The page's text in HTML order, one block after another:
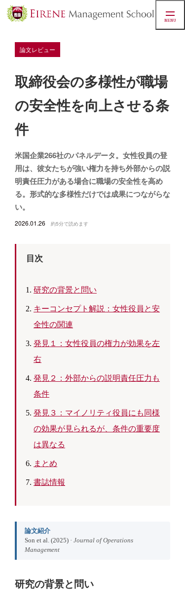
MENU
論文レビュー
取締役会の多様性が職場
の安全性を向上させる条
件
米国企業266社のパネルデータ。女性役員の登
用は、彼女たちが強い権力を持ち外部からの説
明責任圧力がある場合に職場の安全性を高め
る。形式的な多様性だけでは成果につながらな
い。
2026.01.26 約5分で読めます
目次
研究の背景と問い
キーコンセプト解説：女性役員と安
全性の関連
発見１：女性役員の権力が効果を左
右
発見２：外部からの説明責任圧力も
条件
発見３：マイノリティ役員にも同様
の効果が見られるが、条件の重要度
は異なる
まとめ
書誌情報
論文紹介
Son et al. (2025) · Journal of Operations
Management
研究の背景と問い